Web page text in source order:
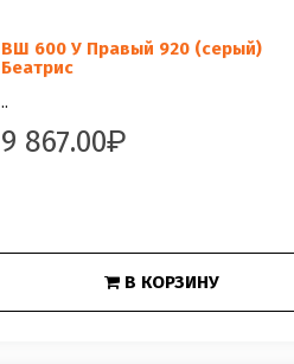
ВШ 600 У Правый 920 (серый)
Беатрис
..
9 867.00
В КОРЗИНУ